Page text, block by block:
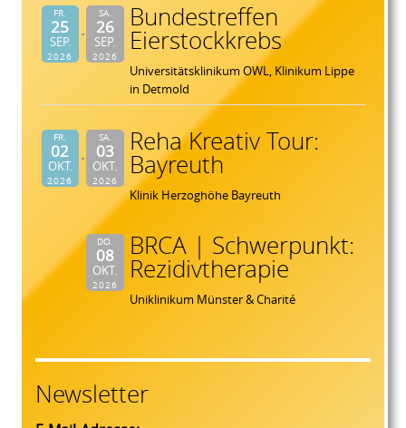
FR.
25
SEP.
2026
SA.
26
SEP.
2026
Bundestreffen
Eierstockkrebs
Universitätsklinikum OWL, Klinikum Lippe
in Detmold
FR.
02
OKT.
2026
SA.
03
OKT.
2026
Reha Kreativ Tour:
Bayreuth
Klinik Herzoghöhe Bayreuth
DO.
08
OKT.
2026
BRCA | Schwerpunkt:
Rezidivtherapie
Uniklinikum Münster & Charité
Newsletter